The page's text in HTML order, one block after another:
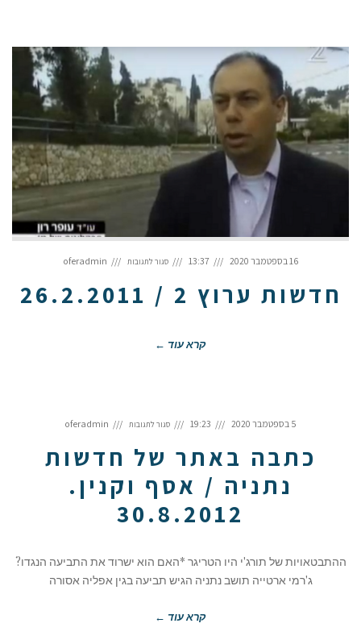
16 בספטמבר 2020 13:37 סגור לתגובות חדשות
ערוץ oferadmin
חדשות ערוץ 2 / 26.2.2011
קרא עוד ←
5 בספטמבר 2020 19:23 סגור לתגובות כתבה
באתר
אסף
וקנין.
oferadmin
כתבה באתר של חדשות
נתניה / אסף וקנין.
30.8.2012
ההתבטאויות של תורג'י היו הטריגר *האם הוא ישרוד את התביעה הנגדו?
ג'רמי ארטייה תושב נתניה הגיש תביעה בגין אפליה אסורה
קרא עוד ←